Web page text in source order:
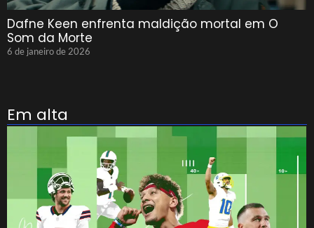
Dafne Keen enfrenta maldição mortal em O
Som da Morte
6 de janeiro de 2026
Em alta